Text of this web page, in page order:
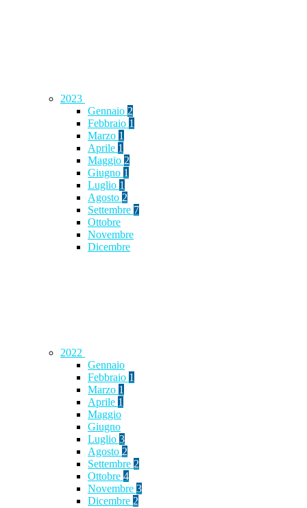
2023
Gennaio 2
Febbraio 1
Marzo 1
Aprile 1
Maggio 2
Giugno 1
Luglio 1
Agosto 2
Settembre 7
Ottobre
Novembre
Dicembre
2022
Gennaio
Febbraio 1
Marzo 1
Aprile 1
Maggio
Giugno
Luglio 3
Agosto 2
Settembre 2
Ottobre 4
Novembre 3
Dicembre 2